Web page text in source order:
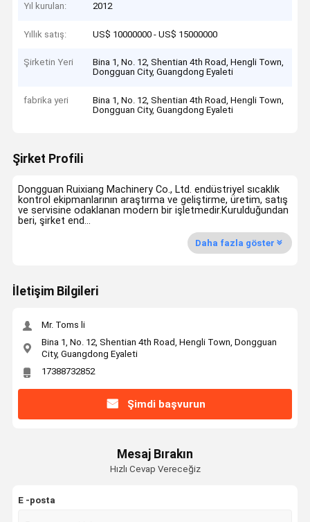
Yıl kurulan: 2012
Yıllık satış: US$ 10000000 - US$ 15000000
Şirketin Yeri
Bina 1, No. 12, Shentian 4th Road, Hengli Town,
Dongguan City, Guangdong Eyaleti
fabrika yeri
Bina 1, No. 12, Shentian 4th Road, Hengli Town,
Dongguan City, Guangdong Eyaleti
Şirket Profili
Dongguan Ruixiang Machinery Co., Ltd. endüstriyel sıcaklık
kontrol ekipmanlarının araştırma ve geliştirme, üretim, satış
ve servisine odaklanan modern bir işletmedir.Kurulduğundan
beri, şirket end...
Daha fazla göster
İletişim Bilgileri
Mr. Toms li
Bina 1, No. 12, Shentian 4th Road, Hengli Town, Dongguan
City, Guangdong Eyaleti
17388732852
Şimdi başvurun
Mesaj Bırakın
Hızlı Cevap Vereceğiz
E -posta